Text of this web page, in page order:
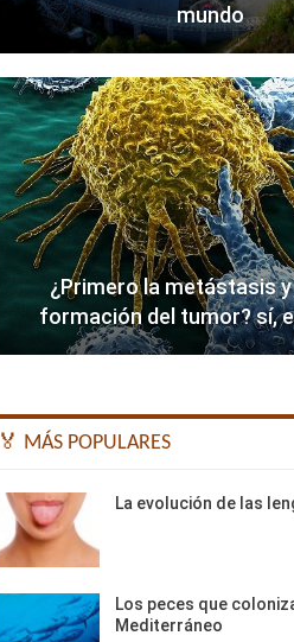
mundo
¿Primero la metástasis
formación del tumor? sí,
🏅 MÁS POPULARES
La evolución de las
Los peces que
Mediterráneo